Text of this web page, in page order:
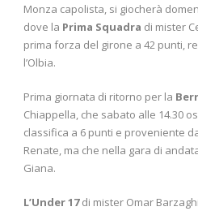
Monza capolista, si giocherà
dove la Prima Squadra di mister
prima forza del girone a 42 punti,
l’Olbia.
Prima giornata di ritorno per la
Chiappella, che sabato alle 14.30
classifica a 6 punti e proveniente
Renate, ma che nella gara di
Giana.
L’Under 17di mister Omar